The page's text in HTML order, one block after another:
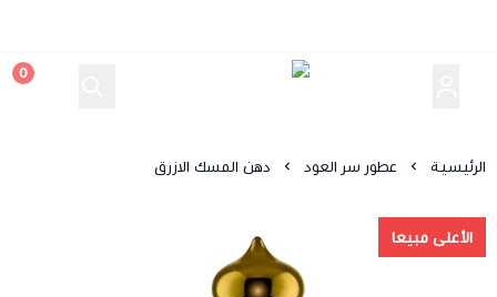
0
الرئيسية عطور سر العود دهن المسك الازرق
الأعلى مبيعا